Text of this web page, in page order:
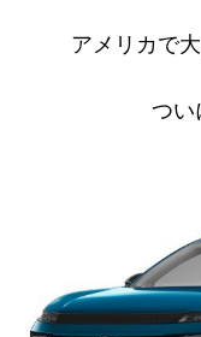
アメリカで
つい